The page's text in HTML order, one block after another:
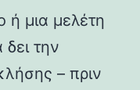
ή μια μελέτη
δει την
– πριν